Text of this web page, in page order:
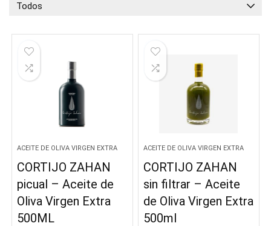
Todos
ACEITE DE OLIVA VIRGEN EXTRA
CORTIJO ZAHAN
picual – Aceite de
Oliva Virgen Extra
500ML
ACEITE DE OLIVA VIRGEN EXTRA
CORTIJO ZAHAN
sin filtrar – Aceite
de Oliva Virgen Extra
500ml